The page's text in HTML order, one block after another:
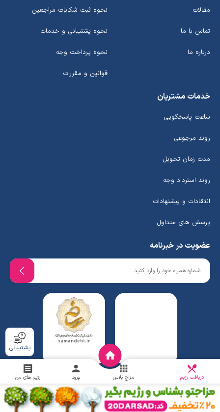
مقالات
تماس با ما
درباره ما
نحوه ثبت شکایات مراجعین
نحوه پشتیبانی و خدمات
نحوه پرداخت وجه
قوانین و مقررات
خدمات مشتریان
ساعت پاسخگویی
روند مرجوعی
مدت زمان تحویل
روند استرداد وجه
انتقادات و پیشنهادات
پرسش های متداول
عضویت در خبرنامه
- Copyright © 2026 - All rights reserved.
پشتیبانی
دریافت رژیم مزاج پلاس ورود رژیم های من